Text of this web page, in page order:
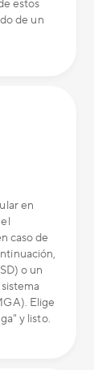
estos
de un
en
caso de
o un
Elige
y listo.